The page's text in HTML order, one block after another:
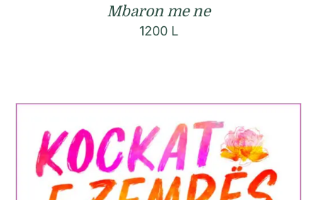
Mbaron me ne
1200 L